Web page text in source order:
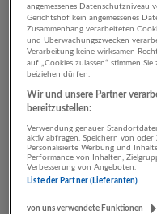
1
angemessenes Datenschutzniveau
Gerichtshof kein angemessenes
Zusammenhang verarbeiteten
und Überwachungszwecken
Verarbeitung keine wirksamen
auf „Cookies zulassen“ stimmen
beiziehen dürfen.
Wir und unsere Partner
bereitzustellen:
Verwendung genauer
aktiv abfragen. Speichern von
Personalisierte Werbung und
Performance von Inhalten,
Verbesserung von Angeboten.
Liste der Partner (Lieferanten)
von uns verwendete Funktionen